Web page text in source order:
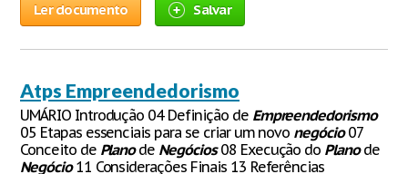
Ler documento Salvar
Atps Empreendedorismo
UMÁRIO Introdução 04 Definição de Empreendedorismo
05 Etapas essenciais para se criar um novo negócio07
Conceito de Planode Negócios08 Execução do Planode
Negócio11 Considerações Finais 13 Referências